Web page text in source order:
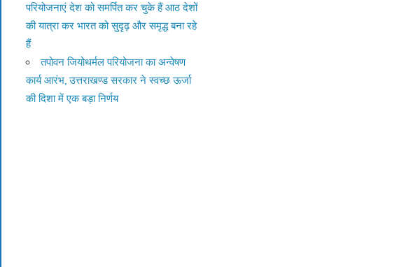
परियोजनाएं देश को समर्पित कर चुके हैं आठ देशों
की यात्रा कर भारत को सुदृढ़ और समृद्ध बना रहे
हैं
तपोवन जियोथर्मल परियोजना का अन्वेषण
कार्य आरंभ, उत्तराखण्ड सरकार ने स्वच्छ ऊर्जा
की दिशा में एक बड़ा निर्णय